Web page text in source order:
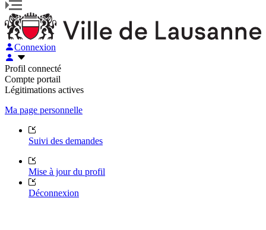
Connexion
Profil connecté
Compte portail
Légitimations actives
Ma page personnelle
Suivi des demandes
Mise à jour du profil
Déconnexion